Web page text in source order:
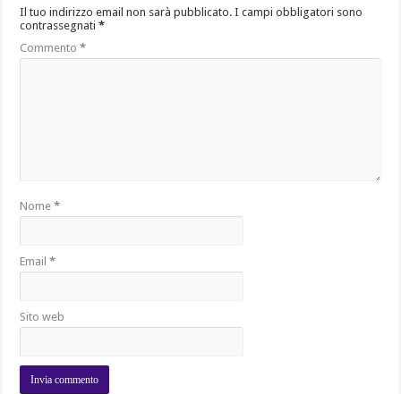
Il tuo indirizzo email non sarà pubblicato. I campi obbligatori sono
contrassegnati*
Commento*
Nome*
Email*
Sito web